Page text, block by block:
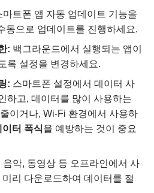
마트폰 앱 자동 업데이트 기능을
동으로 업데이트를 진행하세요.
: 백그라운드에서 실행되는 앱이
록 설정을 변경하세요.
: 스마트폰 설정에서 데이터 사
하고, 데이터를 많이 사용하는
이거나, Wi-Fi 환경에서 사용하
이터 폭식을 예방하는 것이 중요
음악, 동영상 등 오프라인에서 사
리 다운로드하여 데이터를 절